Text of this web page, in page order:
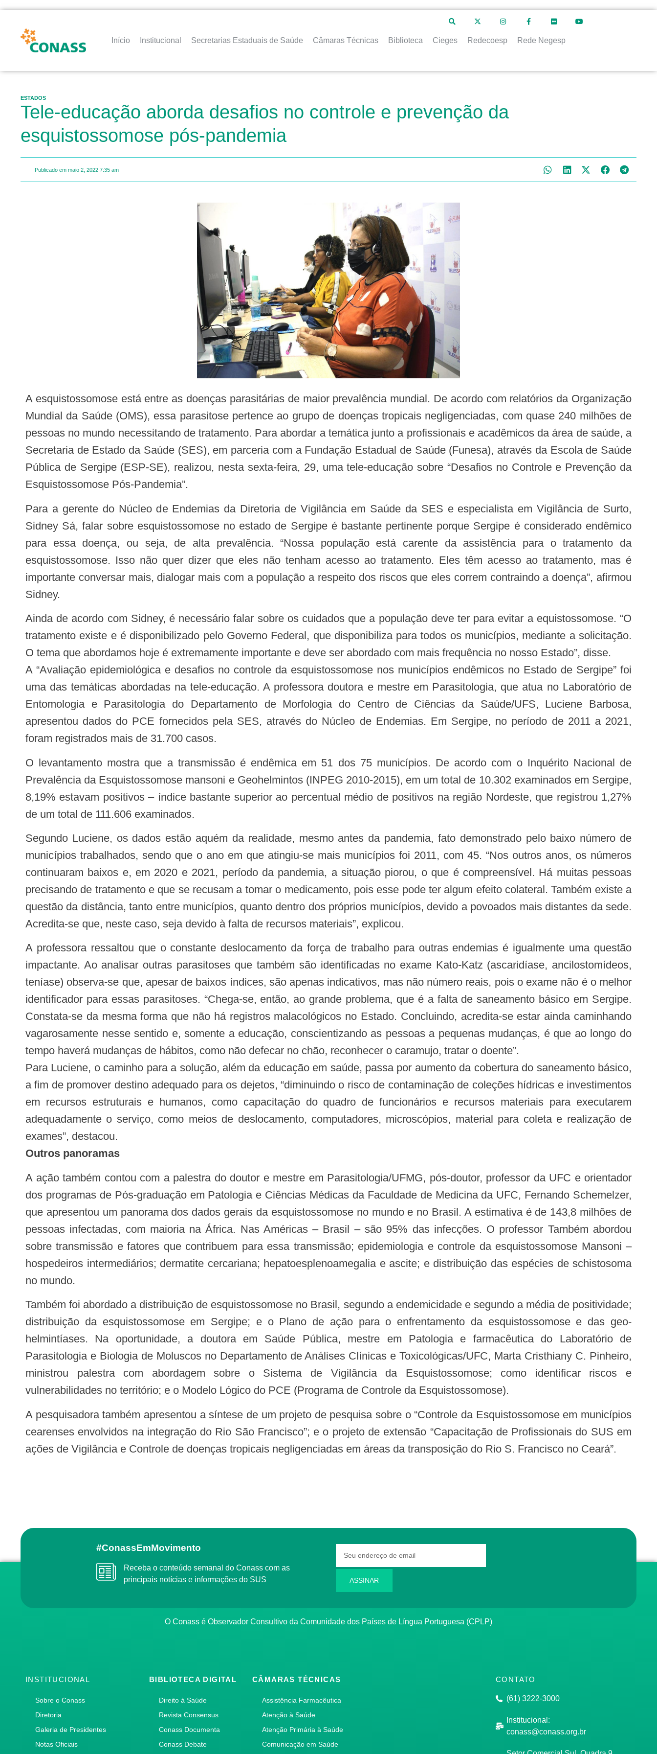
Início Institucional Secretarias Estaduais de Saúde Câmaras Técnicas Biblioteca Cieges Redecoesp Rede Negesp
ESTADOS
Tele-educação aborda desafios no controle e prevenção da
esquistossomose pós-pandemia
Publicado em maio 2, 2022 7:35 am
A esquistossomose está entre as doenças parasitárias de maior prevalência mundial. De acordo com relatórios da Organização
Mundial da Saúde (OMS), essa parasitose pertence ao grupo de doenças tropicais negligenciadas, com quase 240 milhões de
pessoas no mundo necessitando de tratamento. Para abordar a temática junto a profissionais e acadêmicos da área de saúde, a
Secretaria de Estado da Saúde (SES), em parceria com a Fundação Estadual de Saúde (Funesa), através da Escola de Saúde
Pública de Sergipe (ESP-SE), realizou, nesta sexta-feira, 29, uma tele-educação sobre “Desafios no Controle e Prevenção da
Esquistossomose Pós-Pandemia”.
Para a gerente do Núcleo de Endemias da Diretoria de Vigilância em Saúde da SES e especialista em Vigilância de Surto,
Sidney Sá, falar sobre esquistossomose no estado de Sergipe é bastante pertinente porque Sergipe é considerado endêmico
para essa doença, ou seja, de alta prevalência. “Nossa população está carente da assistência para o tratamento da
esquistossomose. Isso não quer dizer que eles não tenham acesso ao tratamento. Eles têm acesso ao tratamento, mas é
importante conversar mais, dialogar mais com a população a respeito dos riscos que eles correm contraindo a doença”, afirmou
Sidney.
Ainda de acordo com Sidney, é necessário falar sobre os cuidados que a população deve ter para evitar a equistossomose. “O
tratamento existe e é disponibilizado pelo Governo Federal, que disponibiliza para todos os municípios, mediante a solicitação.
O tema que abordamos hoje é extremamente importante e deve ser abordado com mais frequência no nosso Estado”, disse.
A “Avaliação epidemiológica e desafios no controle da esquistossomose nos municípios endêmicos no Estado de Sergipe” foi
uma das temáticas abordadas na tele-educação. A professora doutora e mestre em Parasitologia, que atua no Laboratório de
Entomologia e Parasitologia do Departamento de Morfologia do Centro de Ciências da Saúde/UFS, Luciene Barbosa,
apresentou dados do PCE fornecidos pela SES, através do Núcleo de Endemias. Em Sergipe, no período de 2011 a 2021,
foram registrados mais de 31.700 casos.
O levantamento mostra que a transmissão é endêmica em 51 dos 75 municípios. De acordo com o Inquérito Nacional de
Prevalência da Esquistossomose mansoni e Geohelmintos (INPEG 2010-2015), em um total de 10.302 examinados em Sergipe,
8,19% estavam positivos – índice bastante superior ao percentual médio de positivos na região Nordeste, que registrou 1,27%
de um total de 111.606 examinados.
Segundo Luciene, os dados estão aquém da realidade, mesmo antes da pandemia, fato demonstrado pelo baixo número de
municípios trabalhados, sendo que o ano em que atingiu-se mais municípios foi 2011, com 45. “Nos outros anos, os números
continuaram baixos e, em 2020 e 2021, período da pandemia, a situação piorou, o que é compreensível. Há muitas pessoas
precisando de tratamento e que se recusam a tomar o medicamento, pois esse pode ter algum efeito colateral. Também existe a
questão da distância, tanto entre municípios, quanto dentro dos próprios municípios, devido a povoados mais distantes da sede.
Acredita-se que, neste caso, seja devido à falta de recursos materiais”, explicou.
A professora ressaltou que o constante deslocamento da força de trabalho para outras endemias é igualmente uma questão
impactante. Ao analisar outras parasitoses que também são identificadas no exame Kato-Katz (ascaridíase, ancilostomídeos,
teníase) observa-se que, apesar de baixos índices, são apenas indicativos, mas não número reais, pois o exame não é o melhor
identificador para essas parasitoses. “Chega-se, então, ao grande problema, que é a falta de saneamento básico em Sergipe.
Constata-se da mesma forma que não há registros malacológicos no Estado. Concluindo, acredita-se estar ainda caminhando
vagarosamente nesse sentido e, somente a educação, conscientizando as pessoas a pequenas mudanças, é que ao longo do
tempo haverá mudanças de hábitos, como não defecar no chão, reconhecer o caramujo, tratar o doente”.
Para Luciene, o caminho para a solução, além da educação em saúde, passa por aumento da cobertura do saneamento básico,
a fim de promover destino adequado para os dejetos, “diminuindo o risco de contaminação de coleções hídricas e investimentos
em recursos estruturais e humanos, como capacitação do quadro de funcionários e recursos materiais para executarem
adequadamente o serviço, como meios de deslocamento, computadores, microscópios, material para coleta e realização de
exames”, destacou.
Outros panoramas
A ação também contou com a palestra do doutor e mestre em Parasitologia/UFMG, pós-doutor, professor da UFC e orientador
dos programas de Pós-graduação em Patologia e Ciências Médicas da Faculdade de Medicina da UFC, Fernando Schemelzer,
que apresentou um panorama dos dados gerais da esquistossomose no mundo e no Brasil. A estimativa é de 143,8 milhões de
pessoas infectadas, com maioria na África. Nas Américas – Brasil – são 95% das infecções. O professor Também abordou
sobre transmissão e fatores que contribuem para essa transmissão; epidemiologia e controle da esquistossomose Mansoni –
hospedeiros intermediários; dermatite cercariana; hepatoesplenoamegalia e ascite; e distribuição das espécies de schistosoma
no mundo.
Também foi abordado a distribuição de esquistossomose no Brasil, segundo a endemicidade e segundo a média de positividade;
distribuição da esquistossomose em Sergipe; e o Plano de ação para o enfrentamento da esquistossomose e das geo-
helmintíases. Na oportunidade, a doutora em Saúde Pública, mestre em Patologia e farmacêutica do Laboratório de
Parasitologia e Biologia de Moluscos no Departamento de Análises Clínicas e Toxicológicas/UFC, Marta Cristhiany C. Pinheiro,
ministrou palestra com abordagem sobre o Sistema de Vigilância da Esquistossomose; como identificar riscos e
vulnerabilidades no território; e o Modelo Lógico do PCE (Programa de Controle da Esquistossomose).
A pesquisadora também apresentou a síntese de um projeto de pesquisa sobre o “Controle da Esquistossomose em municípios
cearenses envolvidos na integração do Rio São Francisco”; e o projeto de extensão “Capacitação de Profissionais do SUS em
ações de Vigilância e Controle de doenças tropicais negligenciadas em áreas da transposição do Rio S. Francisco no Ceará”.
#ConassEmMovimento
Receba o conteúdo semanal do Conass com as
principais notícias e informações do SUS
ASSINAR
O Conass é Observador Consultivo da Comunidade dos Países de Língua Portuguesa (CPLP)
INSTITUCIONAL
Sobre o Conass
Diretoria
Galeria de Presidentes
Notas Oficiais
BIBLIOTECA DIGITAL
Direito à Saúde
Revista Consensus
Conass Documenta
Conass Debate
CÂMARAS TÉCNICAS
Assistência Farmacêutica
Atenção à Saúde
Atenção Primária à Saúde
Comunicação em Saúde
CONTATO
(61) 3222-3000
Institucional:
conass@conass.org.br